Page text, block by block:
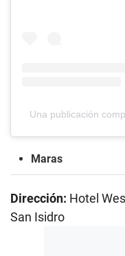
Una publicación
Maras
Dirección: Hotel
San Isidro